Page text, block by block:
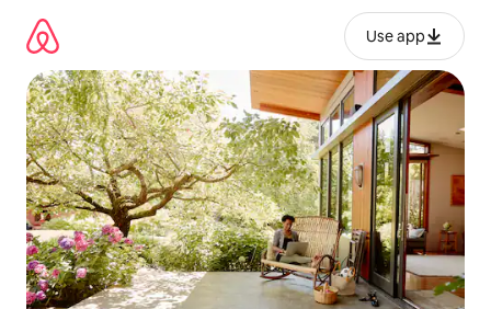
เนื้อหา
Use app